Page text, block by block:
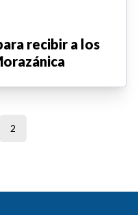
recibir a los
2